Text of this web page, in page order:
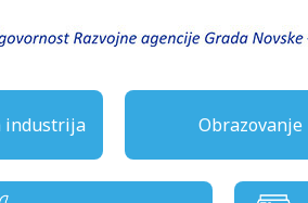
industrija Obrazovanje